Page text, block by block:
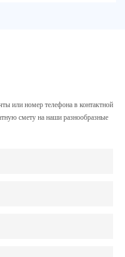
или номер телефона в контактной
смету на наши разнообразные